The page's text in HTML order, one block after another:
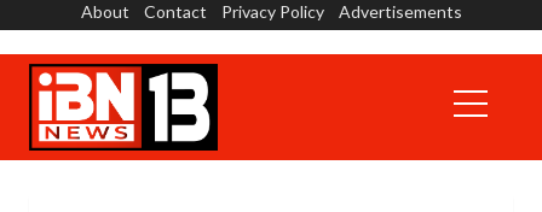
content
About Contact Privacy Policy Advertisements
Menu